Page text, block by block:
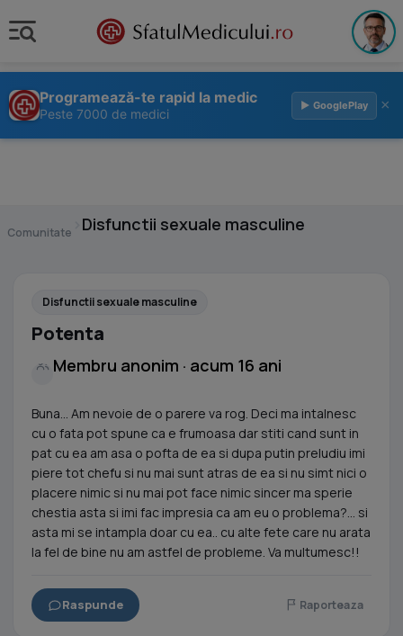
Programează-te rapid la medic
Peste 7000 de medici
▶ GooglePlay ×
Comunitate Disfunctii sexuale masculine
Disfunctii sexuale masculine
Potenta
Membru anonim · acum 16 ani
Buna... Am nevoie de o parere va rog. Deci ma intalnesc
cu o fata pot spune ca e frumoasa dar stiti cand sunt in
pat cu ea am asa o pofta de ea si dupa putin preludiu imi
piere tot chefu si nu mai sunt atras de ea si nu simt nici o
placere nimic si nu mai pot face nimic sincer ma sperie
chestia asta si imi fac impresia ca am eu o problema?... si
asta mi se intampla doar cu ea.. cu alte fete care nu arata
la fel de bine nu am astfel de probleme. Va multumesc!!
Raspunde Raporteaza